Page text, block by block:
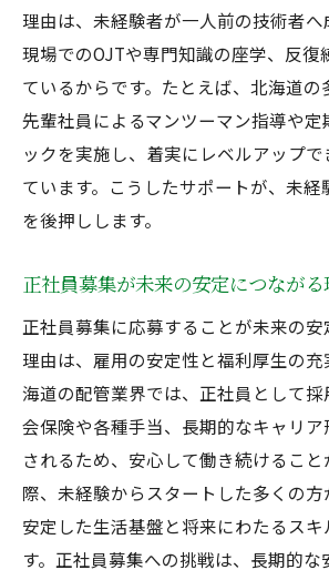
理由は、未経験者が一人前の技術者へ
現場でのOJTや専門知識の座学、反復
ているからです。たとえば、北海道の
先輩社員によるマンツーマン指導や定
ックを実施し、着実にレベルアップ
ています。こうしたサポートが、未経
を後押しします。
正社員募集が未来の安定につながる
正社員募集に応募することが未来の
理由は、雇用の安定性と福利厚生の充
海道の配管業界では、正社員として
会保険や各種手当、長期的なキャリ
されるため、安心して働き続けること
際、未経験からスタートした多くの
安定した生活基盤と将来にわたるス
す。正社員募集への挑戦は、長期的な